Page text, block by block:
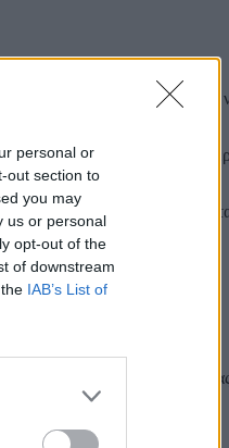
personal or
out section to
you may
us or personal
opt-out of the
of downstream
IAB’s List of
στα χέρια μας
1GB RAM και 16GB
η μπαταρία που βρίσκεται
reader και στα social media